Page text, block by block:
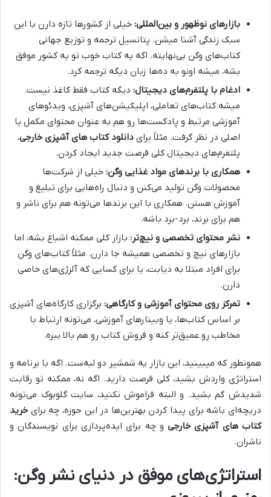
بازارهای نوظهور و بین‌المللی: خیلی از کشورها تازه دارن با این
سبک زندگی آشنا میشن. پتانسیل ترجمه و توزیع جهانی
کتاب‌های وگن بی‌نهایته. اگه یه کتاب خوب تو یه کشور موفق
بشه، میشه اونو به ده‌ها زبان دیگه ترجمه کرد.
ادغام با پلتفرم‌های دیجیتال: دیگه کتاب فقط کاغذ نیست.
میشه کتاب‌های تعاملی، اپلیکیشن‌های آشپزی، ویدئوهای
آموزشی مرتبط و پادکست‌ها رو هم به عنوان محتوای مکمل یا
اصلی در نظر گرفت. مثلاً برای دانلود کتاب های آشپزی خارجی،
پلتفرم‌های دیجیتال کلی فرصت جدید ایجاد کردن.
همکاری با برندهای مواد غذایی وگن: خیلی از شرکت‌ها
محصولات وگن تولید می‌کنن و دنبال راه‌هایی برای تبلیغ و
آموزش هستن. همکاری با این برندها می‌تونه هم برای ناشر و
هم برای برند، برد-برد باشه.
نشر محتوای تخصصی و نیچ‌تر: بازار کلی ممکنه اشباع بشه، اما
بازارهای نیچ و تخصصی همیشه جا دارن. مثلاً کتاب‌های وگن
برای افراد مبتلا به دیابت، یا برای کسایی که آلرژی‌های خاصی
دارن.
تمرکز روی محتوای آموزشی و کارگاهی: برگزاری کارگاه‌های آشپزی
بر اساس کتاب‌ها، یا وبینارهای آموزشی، می‌تونه ارتباط با
مخاطب رو عمیق‌تر کنه و فروش کتاب رو هم بالا ببره.
همونطور که میبینید، این بازار یه شمشیر دو لبه‌ست. اگه با برنامه و
استراتژی واردش بشید، کلی فرصت دارید. اگه نه، ممکنه تو رقابت
شدیدش گم بشید. و البته فراموش نکنید، سایت گلوبوک می‌تونه
دریچه‌ای باشه برای پیدا کردن بهترین‌ها در این حوزه، چه برای خرید
کتاب‌ های آشپزی خارجیو چه برای ایده‌پردازی برای نویسندگان و
ناشران.
استراتژی‌های موفق در دنیای نشر وگن: